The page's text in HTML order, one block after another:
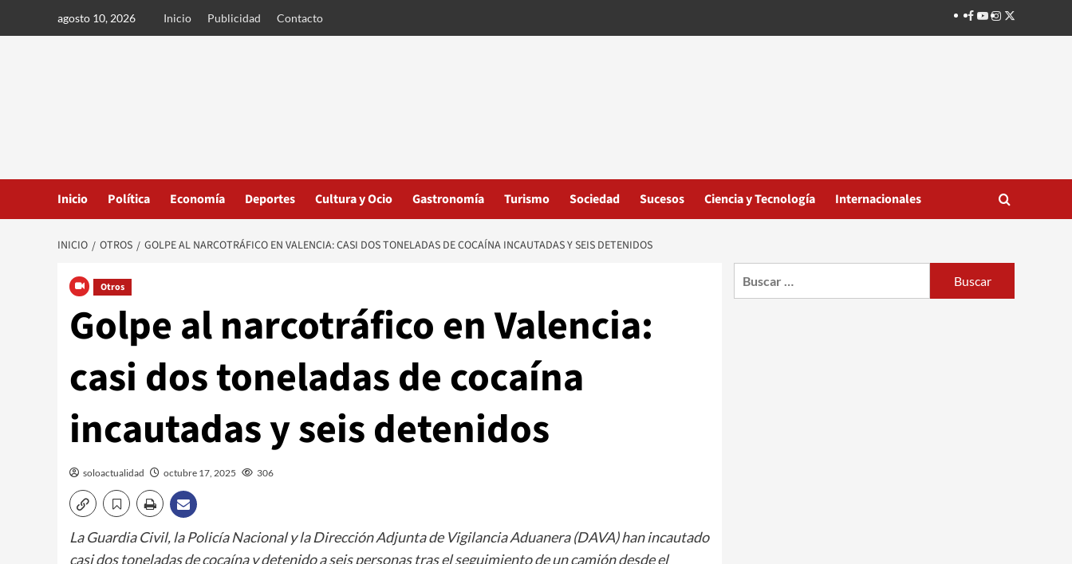
agosto 10, 2026 Inicio Publicidad Contacto Facebook
Youtube
Instagram
Twitter
Inicio Política Economía Deportes Cultura y Ocio Gastronomía Turismo Sociedad Sucesos Ciencia y Tecnología Internacionales
INICIO OTROS GOLPE AL NARCOTRÁFICO EN VALENCIA: CASI DOS TONELADAS DE COCAÍNA INCAUTADAS Y SEIS DETENIDOS
Otros
Golpe al narcotráfico en Valencia:
casi dos toneladas de cocaína
incautadas y seis detenidos
soloactualidad octubre 17, 2025 306
La Guardia Civil, la Policía Nacional y la Dirección Adjunta de Vigilancia Aduanera (DAVA) han incautado
casi dos toneladas de cocaína y detenido a seis personas tras el seguimiento de un camión desde el